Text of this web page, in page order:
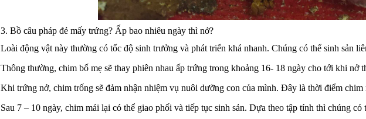
3. Bồ câu pháp đẻ mấy trứng? Ấp bao nhiêu ngày thì nở?
Loài động vật này thường có tốc độ sinh trưởng và phát triển khá nhanh. Chúng có thể sinh sản
Thông thường, chim bố mẹ sẽ thay phiên nhau ấp trứng trong khoảng 16- 18 ngày cho tới khi nở
Khi trứng nở, chim trống sẽ đảm nhận nhiệm vụ nuôi dưỡng con của mình. Đây là thời điểm
Sau 7 – 10 ngày, chim mái lại có thể giao phối và tiếp tục sinh sản. Dựa theo tập tính thì chúng